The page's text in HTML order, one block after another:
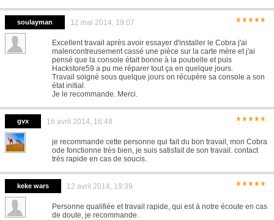
soulayman 12 mai 2014, 19:07 *****
Excellent travail après avoir essayer d'installer le Cobra j'ai
malencontreusement cassé une pièce sur la carte mère et j'ai
pensé que la console était bonne à la poubelle et puis
Hackstore59 a pu me réparer tout ça en quelque jours.
Travail soigné sous quelque jours on récupère sa console a son
état initial.
Je le recommande. Merci.
gvx 16 avril 2014, 16:48 *****
je recommande cette personne qui fait du bon travail, mon Cobra
ode fonctionne très bien, je suis satisfait de son travail. contact
très rapide en cas de soucis.
keke wars 12 avril 2014, 19:39 *****
Personne qualifiée et travail rapide, qui est à notre écoute en cas
de doute, je recommande.